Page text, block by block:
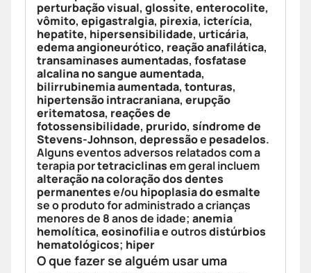
perturbação visual, glossite, enterocolite,
vômito, epigastralgia, pirexia, icterícia,
hepatite, hipersensibilidade, urticária,
edema angioneurótico, reação anafilática,
transaminases aumentadas, fosfatase
alcalina no sangue aumentada,
bilirrubinemia aumentada, tonturas,
hipertensão intracraniana, erupção
eritematosa, reações de
fotossensibilidade, prurido, síndrome de
Stevens-Johnson, depressãoe pesadelos.
Alguns eventos adversos relatados com a
terapia portetraciclinasem geral incluem
alteração na coloração dos dentes
permanentese/ou hipoplasia do esmalte
se o produto for administrado a crianças
menores de 8 anos de idade; anemia
hemolítica, eosinofiliae outrosdistúrbios
hematológicos; hiper
O que fazer se alguém usar uma